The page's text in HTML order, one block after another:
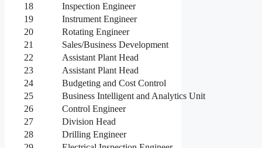
18
Inspection Engineer
19
Instrument Engineer
20
Rotating Engineer
21
Sales/Business Development
22
Assistant Plant Head
23
Assistant Plant Head
24
Budgeting and Cost Control
25
Business Intelligent and Analytics Unit
26
Control Engineer
27
Division Head
28
Drilling Engineer